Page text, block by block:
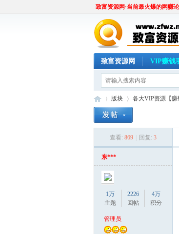
致富资源网·当前最火爆的网赚
致富资源网 VIP赚钱
版块
›
各大VIP资源【赚
查看: 869 回复: 3
东***
1万
主题
2226
回帖
4万
积分
管理员